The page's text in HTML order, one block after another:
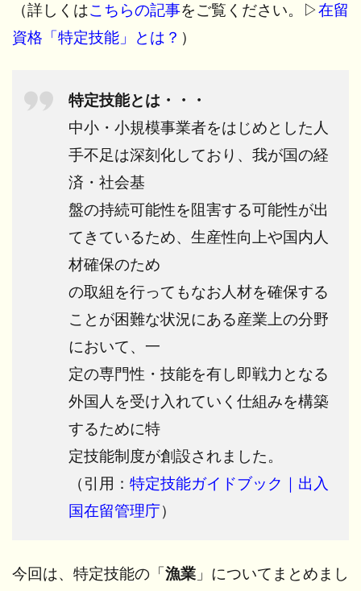
（詳しくはこちらの記事をご覧ください。▷在留
資格「特定技能」とは？ ）
特定技能とは・・・
中小・小規模事業者をはじめとした人
手不足は深刻化しており、我が国の経
済・社会基
盤の持続可能性を阻害する可能性が出
てきているため、生産性向上や国内人
材確保のため
の取組を行ってもなお人材を確保する
ことが困難な状況にある産業上の分野
において、一
定の専門性・技能を有し即戦力となる
外国人を受け入れていく仕組みを構築
するために特
定技能制度が創設されました。
（引用： 特定技能ガイドブック｜出入
国在留管理庁）
今回は、特定技能の「漁業 」についてまとめまし